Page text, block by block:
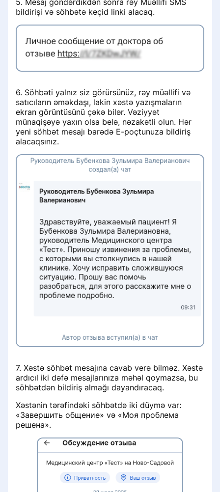
bildirişi və söhbətə keçid linki alacaq.
6. Söhbəti yalnız siz görürsünüz, rəy müəllifi və
satıcıların əməkdaşı, lakin xəstə yazışmaların
ekran görüntüsünü çəkə bilər. Vəziyyət
münaqişəyə yaxın olsa belə, nəzakətli olun. Hər
yeni söhbət mesajı barədə E-poçtunuza bildiriş
alacaqsınız.
7. Xəstə söhbət mesajına cavab verə bilməz. Xəstə
ardıcıl iki dəfə mesajlarınıza məhəl qoymazsa, bu
söhbətdən bildiriş almağı dayandıracaq.
Xəstənin tərəfindəki söhbətdə iki düymə var:
«Завершить общение» və «Моя проблема
решена».